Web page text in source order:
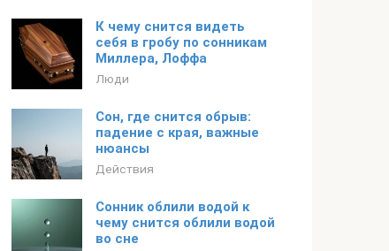
К чему снится видеть
себя в гробу по сонникам
Миллера, Лоффа
Люди
Сон, где снится обрыв:
падение с края, важные
нюансы
Действия
Сонник облили водой к
чему снится облили водой
во сне